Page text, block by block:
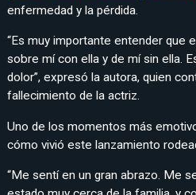
enfermedad y la pérdida.
“Es muy importante entender que
sobre mí con ella y de mí sin ella.
dolor”, expresó la autora, quien
fallecimiento de la actriz.
Uno de los momentos más
cómo vivió este lanzamiento
“Me sentí en un gran abrazo. Me